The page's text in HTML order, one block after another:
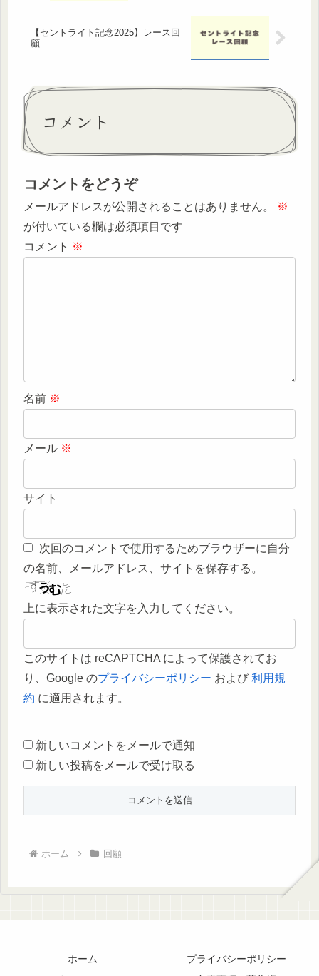
【セントライト記念2025】レース回
顧
コメント
コメントをどうぞ
メールアドレスが公開されることはありません。
※
が付いている欄は必須項目です
コメント ※
名前 ※
メール ※
サイト
次回のコメントで使用するためブラウザーに自分
の名前、メールアドレス、サイトを保存する。
上に表示された文字を入力してください。
このサイトは reCAPTCHA によって保護されてお
り、Google のプライバシーポリシー および 利用規
約 に適用されます。
新しいコメントをメールで通知
新しい投稿をメールで受け取る
ホーム 回顧
ホーム
プライバシーポリシー